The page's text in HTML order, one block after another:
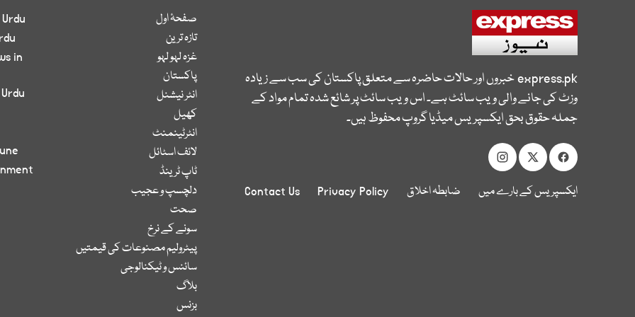
express.pkخبروں اور حالات حاضرہ سے متعلق پاکستان کی سب سے زیادہ
وزٹ کی جانے والی ویب سائٹ ہے۔ اس ویب سائٹ پر شائع شدہ تمام مواد کے
جملہ حقوق بحق ایکسپریس میڈیا گروپ محفوظ ہیں۔
ایکسپریس کے بارے میں ضابطہ اخلاق Privacy Policy
Contact Us
صفحۂ اول
تازہ ترین
غزہ لہو لہو
پاکستان
انٹر نیشنل
کھیل
انٹرٹینمنٹ
لائف اسٹائل
ٹاپ ٹرینڈ
دلچسپ و عجیب
صحت
سونے کے نرخ
پیٹرولیم مصنوعات کی قیمتیں
سائنس و ٹیکنالوجی
بلاگ
بزنس
in